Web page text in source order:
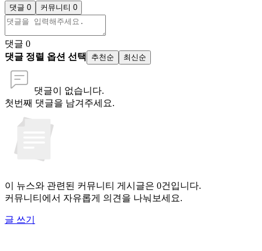
댓글 0 커뮤니티 0
댓글 0
댓글 정렬 옵션 선택
추천순 최신순
댓글이 없습니다.
첫번째 댓글을 남겨주세요.
이 뉴스와 관련된 커뮤니티 게시글은 0건입니다.
커뮤니티에서 자유롭게 의견을 나눠보세요.
글 쓰기